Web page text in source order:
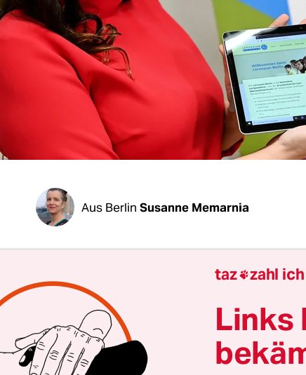
Aus Berlin Susanne Memarnia
Homeschooling ist für viele Eltern und
Umso mehr gilt dies für Familien, die
Voraussetzungen für einen gelingenden
schnelles Internet und die passende
können ein Lied davon singen. Denn auch
der Pandemie gibt es in vielen
taz zahl ich
Links